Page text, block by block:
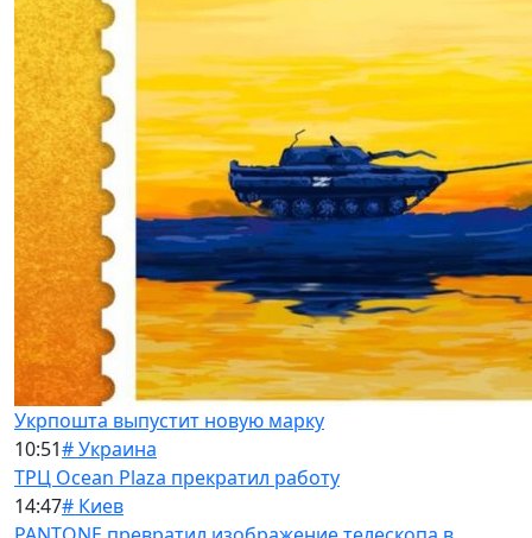
Укрпошта выпустит новую марку
10:51# Украина
ТРЦ Ocean Plaza прекратил работу
14:47# Киев